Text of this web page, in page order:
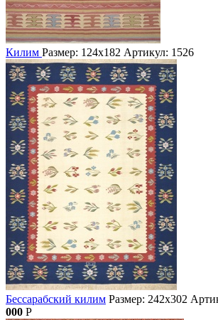
Килим Размер: 124х182 Артикул: 1526
Бессарабский килим Размер: 242х302
000 Р